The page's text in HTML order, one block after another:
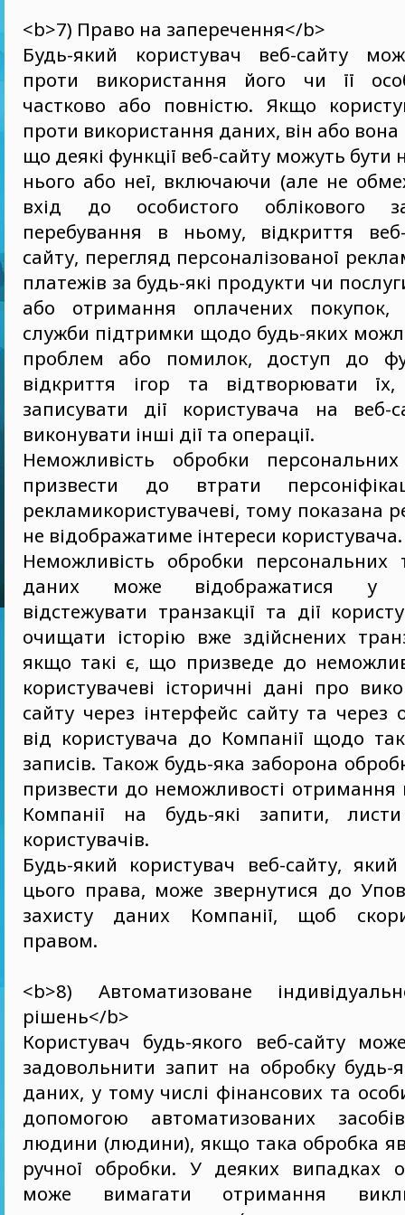
<b>7) Право на заперечення</b>
Будь-який користувач веб-сайту
проти використання його чи її
частково або повністю. Якщо
проти використання даних, він або вона
що деякі функції веб-сайту можуть бути
нього або неї, включаючи (але не
вхід до особистого облікового
перебування в ньому, відкриття
сайту, перегляд персоналізованої
платежів за будь-які продукти чи
або отримання оплачених покупок,
служби підтримки щодо будь-яких
проблем або помилок, доступ до
відкриття ігор та відтворювати
записувати дії користувача на веб-
виконувати інші дії та операції.
Неможливість обробки
призвести до втрати
рекламикористувачеві, тому показана
не відображатиме інтереси користувача.
Неможливість обробки персональних
даних може відображатися у
відстежувати транзакції та дії
очищати історію вже здійснених
якщо такі є, що призведе до
користувачеві історичні дані про
сайту через інтерфейс сайту та через
від користувача до Компанії щодо
записів. Також будь-яка заборона
призвести до неможливості отримання
Компанії на будь-які запити,
користувачів.
Будь-який користувач веб-сайту,
цього права, може звернутися до
захисту даних Компанії, щоб
правом.
<b>8) Автоматизоване
рішень</b>
Користувач будь-якого веб-сайту
задовольнити запит на обробку будь-
даних, у тому числі фінансових та
допомогою автоматизованих
людини (людини), якщо така обробка
ручної обробки. У деяких випадках
може вимагати отримання